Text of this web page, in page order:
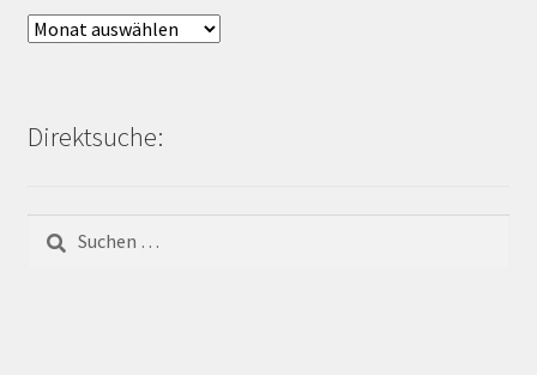
Archiv
Direktsuche:
nach: